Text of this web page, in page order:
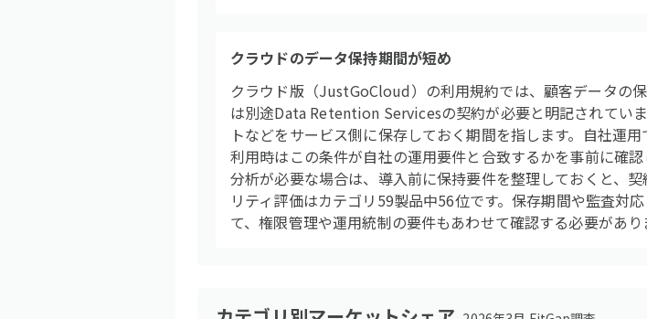
クラウドのデータ保持期間が短め
クラウド版（JustGoCloud）の利用規約では、顧客データの
は別途Data Retention Servicesの契約が必要と明記されてい
トなどをサービス側に保存しておく期間を指します。自社運
利用時はこの条件が自社の運用要件と合致するかを事前に確
分析が必要な場合は、導入前に保持要件を整理しておくと、
リティ評価はカテゴリ59製品中56位です。保存期間や監査対
て、権限管理や運用統制の要件もあわせて確認する必要があり